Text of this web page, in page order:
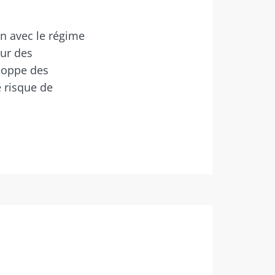
avec le régime
des
des
risque de
"The